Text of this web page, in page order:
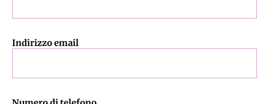
Indirizzo email